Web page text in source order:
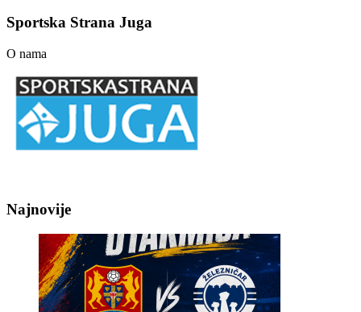
Sportska Strana Juga
O nama
Najnovije